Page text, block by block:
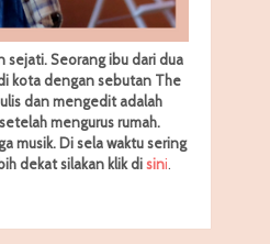
sejati. Seorang ibu dari dua
kota dengan sebutan The
dan mengedit adalah
mengurus rumah.
musik. Di sela waktu sering
dekat silakan klik disini